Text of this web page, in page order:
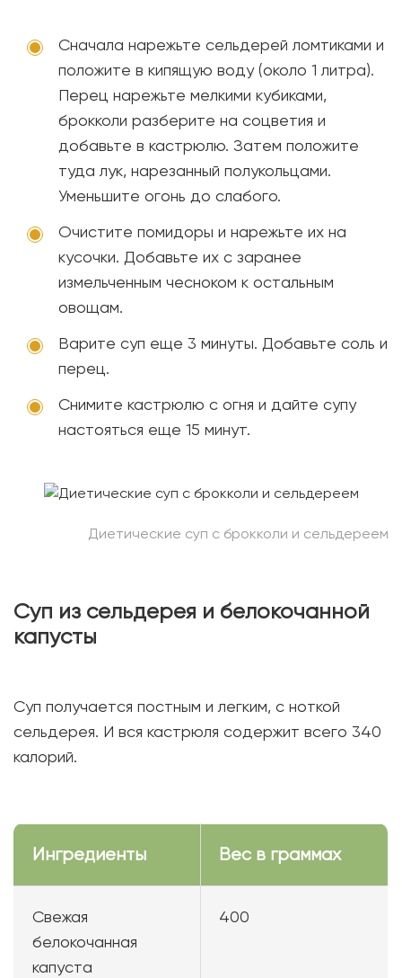
Сначала нарежьте сельдерей ломтиками и
положите в кипящую воду (около 1 литра).
Перец нарежьте мелкими кубиками,
брокколи разберите на соцветия и
добавьте в кастрюлю. Затем положите
туда лук, нарезанный полукольцами.
Уменьшите огонь до слабого.
Очистите помидоры и нарежьте их на
кусочки. Добавьте их с заранее
измельченным чесноком к остальным
овощам.
Варите суп еще 3 минуты. Добавьте соль и
перец.
Снимите кастрюлю с огня и дайте супу
настояться еще 15 минут.
Диетические суп с брокколи и сельдереем
Суп из сельдерея и белокочанной
капусты
Суп получается постным и легким, с ноткой
сельдерея. И вся кастрюля содержит всего 340
калорий.
Ингредиенты Вес в граммах
Свежая
белокочанная
капуста
400